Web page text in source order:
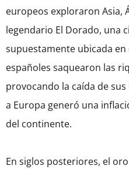
europeos exploraron Asia,
legendario El Dorado, una
supuestamente ubicada en
españoles saquearon las
provocando la caída de
a Europa generó una
del continente.
En siglos posteriores, el